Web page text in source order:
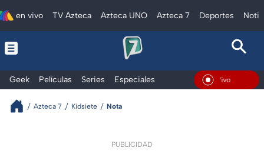
en vivo TV Azteca Azteca UNO Azteca 7 Deportes
Geek Películas Series Especiales En Vivo
Azteca 7 Kidsiete Nota
PUBLICIDAD